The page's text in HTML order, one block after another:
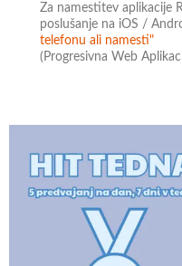
Za namestitev aplikacije
poslušanje na iOS /
telefonu ali namesti"
(Progresivna Web